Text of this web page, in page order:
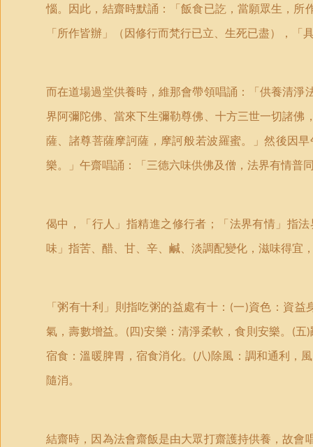
惱。因此，結齋時默誦：「飯食已訖，當願眾生，
「所作皆辦」（因修行而梵­行已立、生死已盡），
而在道場過堂供養時，維那會帶領唱誦：「供養清
界阿彌陀佛、當來下生彌勒尊佛、十方三世一切諸
薩、諸尊菩薩摩訶薩，摩訶­般若波羅蜜。」然後因
樂。」午齋唱誦：「三德六味供佛及僧，法界有情普
偈中，「行人」指精進之修行者；「法界有情」指
味」指苦、醋、甘、辛、鹹、淡調配變化，滋味得宜
「粥有十利」則指吃粥的益處有十： (一)資色：資益
氣，壽數增益。
(四)安樂：清淨柔軟，食則安樂。­ (五)
宿食：溫­暖脾胃，宿食消化。
(八)除風：調和通利，
隨消。
結齋時，因為法會齋飯是由大眾打齋護持供養，故